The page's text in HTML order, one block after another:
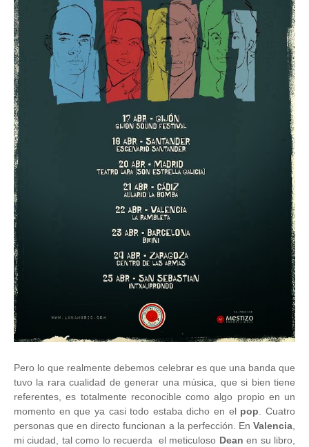
Pero lo que realmente debemos celebrar es que una banda que
tuvo la rara cualidad de generar una música, que si bien tiene
referentes, es totalmente reconocible como algo propio en un
momento en que ya casi todo estaba dicho en el pop. Cuatro
personas que en directo funcionan a la perfección. En Valencia,
mi ciudad, tal como lo recuerda el meticuloso Deanen su libro,